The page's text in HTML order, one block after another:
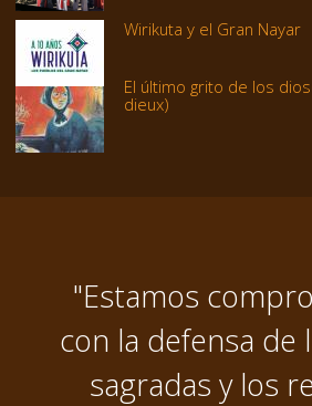
Wirikuta y el Gran Nayar
El último grito de los
dieux)
"Estamos
con la defensa de
sagradas y los